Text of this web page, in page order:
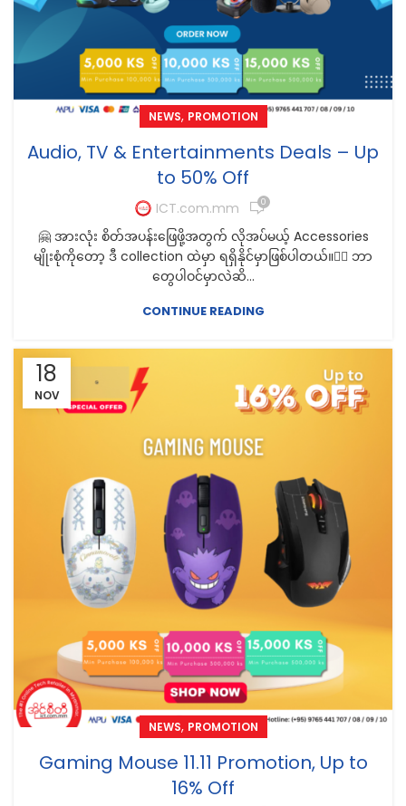
NEWS, PROMOTION
Audio, TV & Entertainments Deals – Up
to 50% Off
ICT.com.mm 0
🤗 အားလုံး စိတ်အပန်းဖြေဖို့အတွက် လိုအပ်မယ့် Accessories
မျိုးစုံကိုတော့ ဒီ collection ထဲမှာ ရရှိနိုင်မှာဖြစ်ပါတယ်။🤷‍♀️ ဘာ
တွေပါဝင်မှာလဲဆိ...
CONTINUE READING
18
NOV
NEWS, PROMOTION
Gaming Mouse 11.11 Promotion, Up to
16% Off